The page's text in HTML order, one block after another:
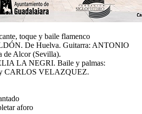
toque y baile flamenco
De Huelva. Guitarra: ANTONIO
Alcor (Sevilla).
LA NEGRI. Baile y palmas:
CARLOS VELAZQUEZ.
aforo